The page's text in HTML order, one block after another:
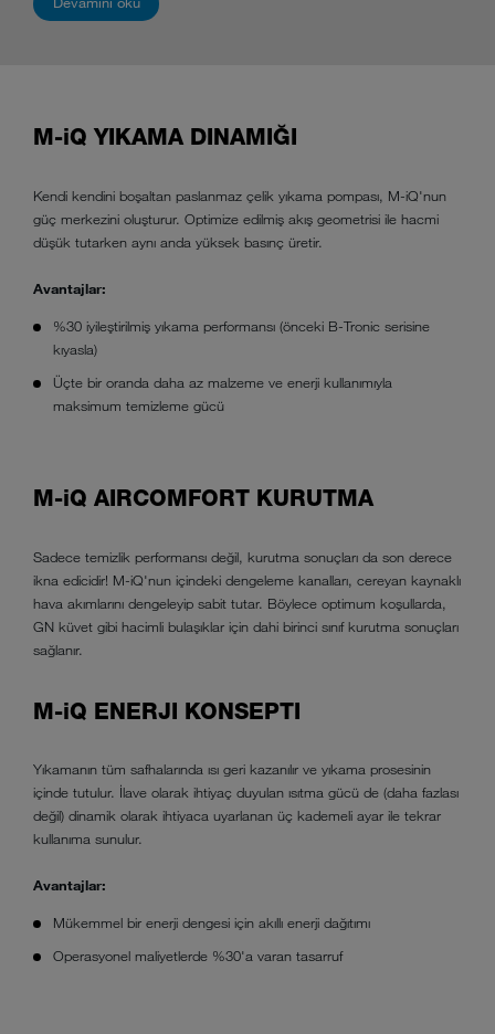
M-iQ YIKAMA DINAMIĞI
Kendi kendini boşaltan paslanmaz çelik yıkama pompası, M-iQ'nun
güç merkezini oluşturur. Optimize edilmiş akış geometrisi ile hacmi
düşük tutarken aynı anda yüksek basınç üretir.
Avantajlar:
%30 iyileştirilmiş yıkama performansı (önceki B-Tronic serisine
kıyasla)
Üçte bir oranda daha az malzeme ve enerji kullanımıyla
maksimum temizleme gücü
M-iQ AIRCOMFORT KURUTMA
Sadece temizlik performansı değil, kurutma sonuçları da son derece
ikna edicidir! M-iQ'nun içindeki dengeleme kanalları, cereyan kaynaklı
hava akımlarını dengeleyip sabit tutar. Böylece optimum koşullarda,
GN küvet gibi hacimli bulaşıklar için dahi birinci sınıf kurutma sonuçları
sağlanır.
M-iQ ENERJI KONSEPTI
Yıkamanın tüm safhalarında ısı geri kazanılır ve yıkama prosesinin
içinde tutulur. İlave olarak ihtiyaç duyulan ısıtma gücü de (daha fazlası
değil) dinamik olarak ihtiyaca uyarlanan üç kademeli ayar ile tekrar
kullanıma sunulur.
Avantajlar:
Mükemmel bir enerji dengesi için akıllı enerji dağıtımı
Operasyonel maliyetlerde %30'a varan tasarruf